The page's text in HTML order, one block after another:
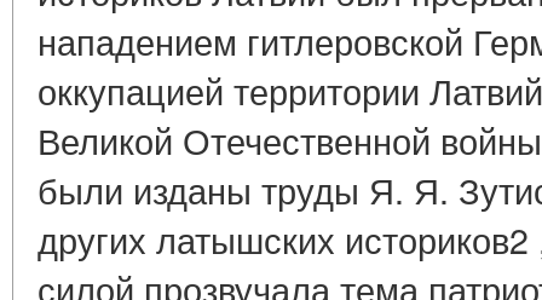
нападением гитлеровской
оккупацией территории
Великой Отечественной
были изданы труды Я. Я.
других латышских
силой прозвучала тема